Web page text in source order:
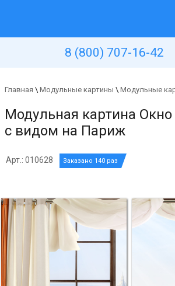
8 (800) 707-16-42
Главная \ Модульные картины \ Модульные
Модульная картина
с видом на Париж
Арт.: 010628 Заказано 140 раз